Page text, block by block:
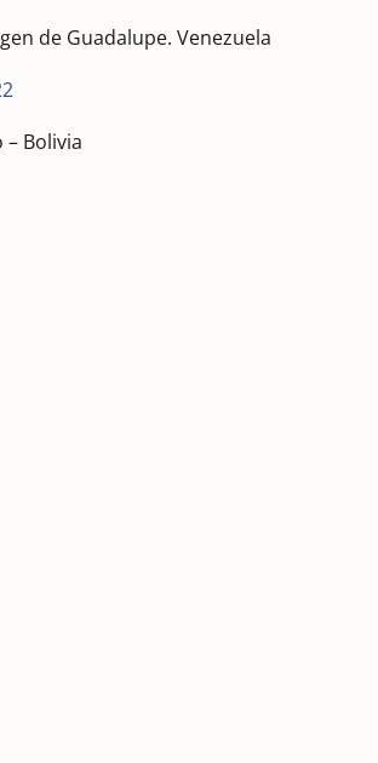
de Guadalupe. Venezuela
Bolivia